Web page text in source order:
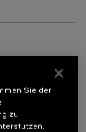
Sie der
zu